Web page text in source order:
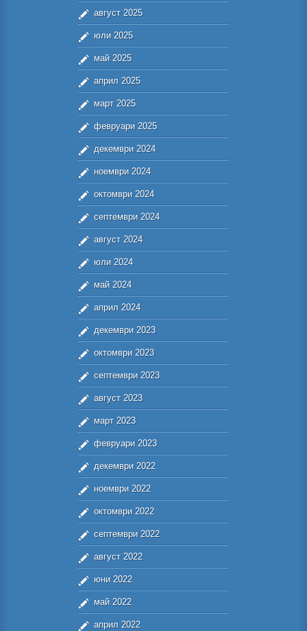
август 2025
юли 2025
май 2025
април 2025
март 2025
февруари 2025
декември 2024
ноември 2024
октомври 2024
септември 2024
август 2024
юли 2024
май 2024
април 2024
декември 2023
октомври 2023
септември 2023
август 2023
март 2023
февруари 2023
декември 2022
ноември 2022
октомври 2022
септември 2022
август 2022
юни 2022
май 2022
април 2022